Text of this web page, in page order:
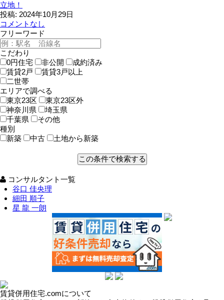
立地！
投稿: 2024年10月29日
コメントなし
フリーワード
こだわり
0円住宅
非公開
成約済み
賃貸2戸
賃貸3戸以上
二世帯
エリアで調べる
東京23区
東京23区外
神奈川県
埼玉県
千葉県
その他
種別
新築
中古 土地から新築
コンサルタント一覧
谷口 佳央理
細田 順子
星 龍 一朗
賃貸併用住宅.comについて